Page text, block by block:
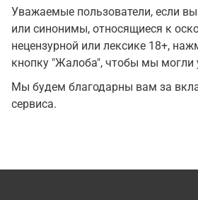
Уважаемые пользователи, если
или синонимы, относящиеся к
нецензурной или лексике 18+,
кнопку "Жалоба", чтобы мы могли
Мы будем благодарны вам за
сервиса.